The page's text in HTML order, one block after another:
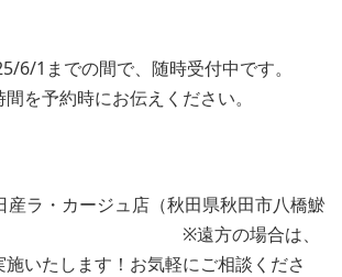
6/1までの間で、随時受付中です。
を予約時にお伝えください。
産ラ・カージュ店（秋田県秋田市八橋鯲
９） ※遠方の場合は、
いたします！お気軽にご相談くださ